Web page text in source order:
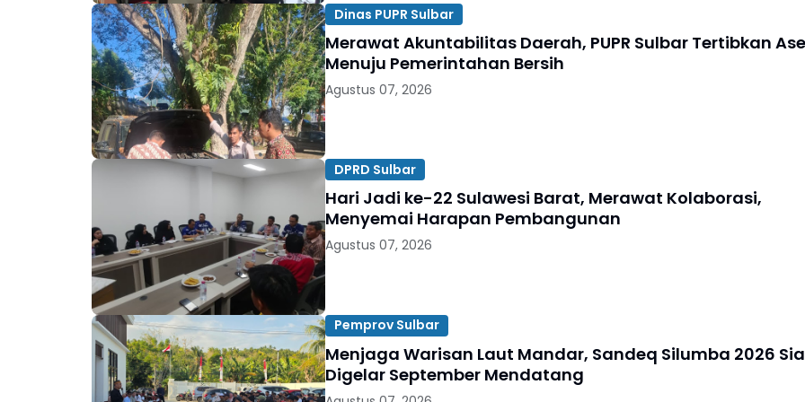
Dinas PUPR Sulbar
Merawat Akuntabilitas Daerah, PUPR Sulbar Tertibkan
Menuju Pemerintahan Bersih
Agustus 07, 2026
DPRD Sulbar
Hari Jadi ke-22 Sulawesi Barat, Merawat Kolaborasi,
Menyemai Harapan Pembangunan
Agustus 07, 2026
Pemprov Sulbar
Menjaga Warisan Laut Mandar, Sandeq Silumba 2026
Digelar September Mendatang